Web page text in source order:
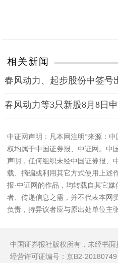
相关新闻
春风动力、起步股份中签号
春风动力等3只新股8月8日
中证网声明：凡本网注明“来源：
权均属于中国证券报、中证网。中
声明，任何组织未经中国证券报、
载、摘编或利用其它方式使用上述
报·中证网的作品，均转载自其它
者、传递信息之需，并不代表本网
负责，持异议者应与原出处单位主
中国证券报社版权所有，未经书
经营许可证编号：京B2-